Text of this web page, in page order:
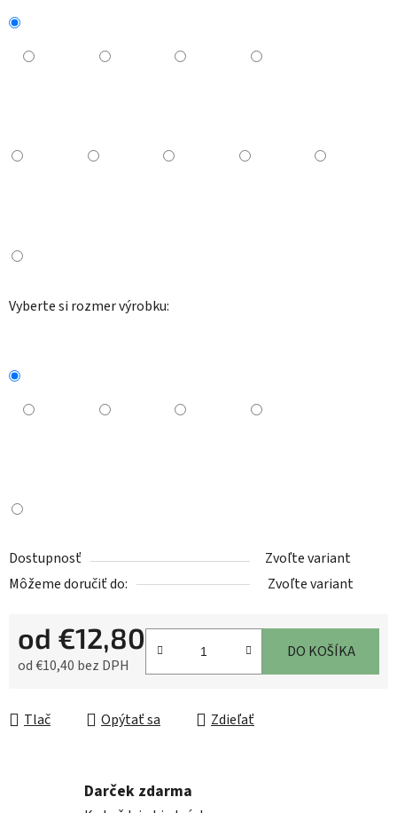
Vyberte si rozmer výrobku:
Dostupnosť
Zvoľte variant
Môžeme doručiť do:
Zvoľte variant
od €12,80
od€10,40 bez DPH
DO KOŠÍKA
Tlač Opýtať sa Zdieľať
Darček zdarma